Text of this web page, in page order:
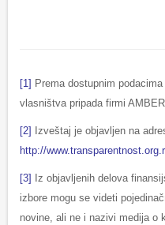
[1] Prema dostupnim
vlasništva pripada firmi
[2]
Izveštaj je objavljen na
http://
[3]
Iz objavljenih delova
izbore mogu se videti
novine, ali ne i nazivi medija o